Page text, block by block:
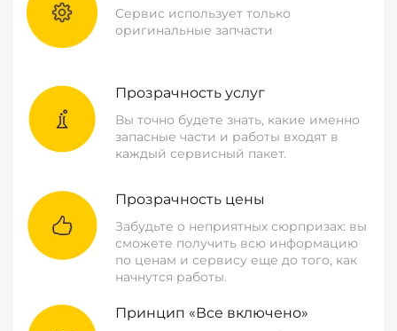
Сервис использует только
оригинальные запчасти
Прозрачность услуг
Вы точно будете знать, какие именно
запасные части и работы входят в
каждый сервисный пакет.
Прозрачность цены
Забудьте о неприятных сюрпризах: вы
сможете получить всю информацию
по ценам и сервису еще до того, как
начнутся работы.
Принцип «Все включено»